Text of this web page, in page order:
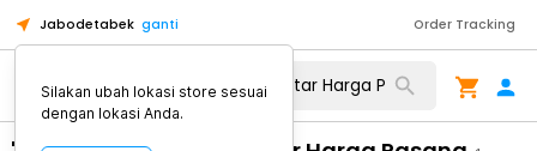
Jabodetabek ganti Order Tracking
Silakan ubah lokasi store sesuai
dengan lokasi Anda.